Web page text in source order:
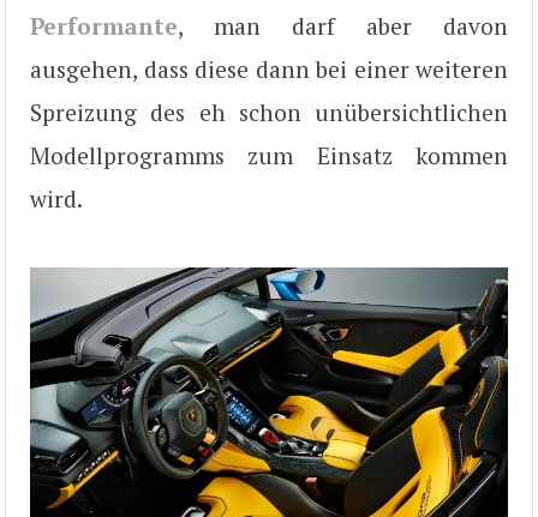
Performante, man darf aber davon
ausgehen, dass diese dann bei einer weiteren
Spreizung des eh schon unübersichtlichen
Modellprogramms zum Einsatz kommen
wird.